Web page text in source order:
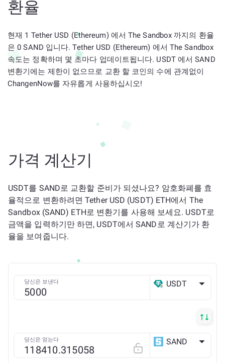
환율
현재 1 Tether USD (Ethereum) 에서 The Sandbox 까지의 환율
은 0 SAND 입니다. Tether USD (Ethereum) 에서 The Sandbox
속도는 정확하며 몇 초마다 업데이트됩니다. USDT 에서 SAND
변환기에는 제한이 없으므로 교환 할 코인의 수에 관계없이
ChangenNow를 자유롭게 사용하십시오!
가격 계산기
USDT를 SAND로 교환할 준비가 되셨나요? 암호화폐를 효
율적으로 변환하려면 Tether USD (USDT) ETH에서 The
Sandbox (SAND) ETH로 변환기를 사용해 보세요. USDT로
금액을 입력하기만 하면, USDT에서 SAND로 계산기가 환
율을 보여줍니다.
당신은 보낸다 USDT
당신은 얻는다 SAND